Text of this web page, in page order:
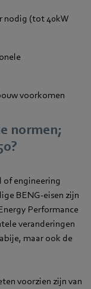
nodig (tot 40kW
voorkomen
normen;
of engineering
BENG-eisen zijn
Performance
veranderingen
maar ook de
voorzien zijn van